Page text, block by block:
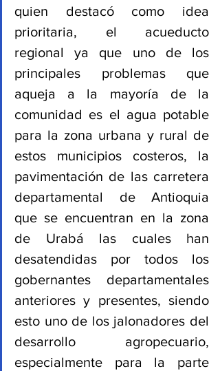
quien destacó como idea
prioritaria, el acueducto
regional ya que uno de los
principales problemas que
aqueja a la mayoría de la
comunidad es el agua potable
para la zona urbana y rural de
estos municipios costeros, la
pavimentación de las carretera
departamental de Antioquia
que se encuentran en la zona
de Urabá las cuales han
desatendidas por todos los
gobernantes departamentales
anteriores y presentes, siendo
esto uno de los jalonadores del
desarrollo agropecuario,
especialmente para la parte